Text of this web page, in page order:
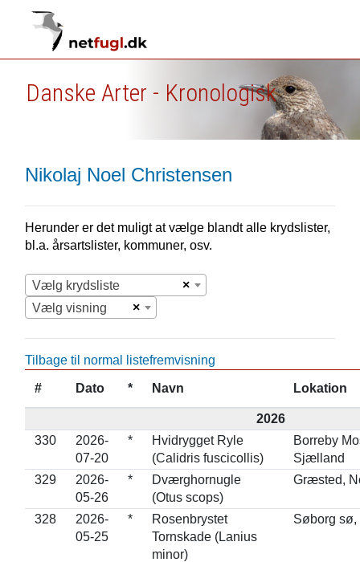
Danske Arter - Kronologisk
Nikolaj Noel Christensen
Herunder er det muligt at vælge blandt alle krydslister,
bl.a. årsartslister, kommuner, osv.
×
Vælg krydsliste
×
Vælg visning
Tilbage til normal listefremvisning
# Dato * Navn Lokation
2026
330
2026-
07-20
*
Hvidrygget Ryle
(Calidris fuscicollis)
Borreby
Sjælland
329
2026-
05-26
*
Dværghornugle
(Otus scops)
Græsted,
328
2026-
05-25
*
Rosenbrystet
Tornskade (Lanius
minor)
Søborg